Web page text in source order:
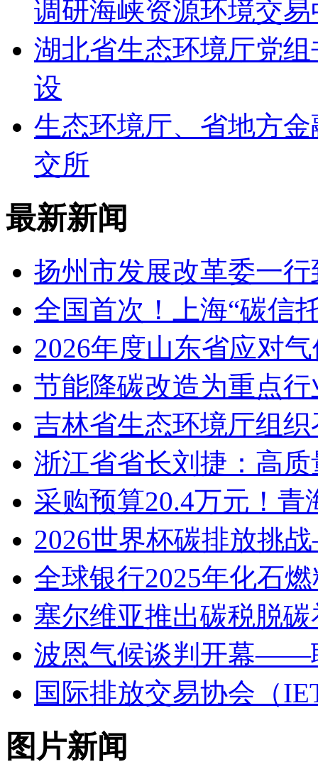
调研海峡资源环境交易
湖北省生态环境厅党
设
生态环境厅、省地方
交所
最新新闻
扬州市发展改革委一
全国首次！上海“碳信
2026年度山东省应对
节能降碳改造为重点
吉林省生态环境厅组
浙江省省长刘捷：高
采购预算20.4万元！
2026世界杯碳排放挑
全球银行2025年化石
塞尔维亚推出碳税脱
波恩气候谈判开幕——
国际排放交易协会（
图片新闻